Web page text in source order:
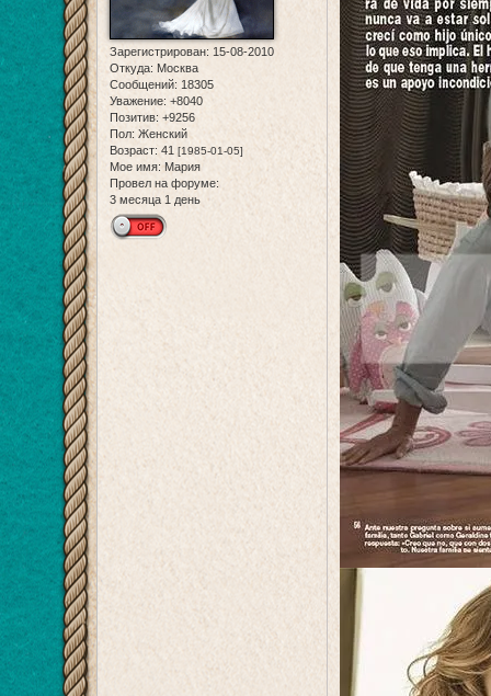
Зарегистрирован: 15-08-2010
Откуда: Москва
Сообщений: 18305
Уважение: +8040
Позитив: +9256
Пол: Женский
Возраст: 41 [1985-01-05]
Мое имя: Мария
Провел на форуме:
3 месяца 1 день